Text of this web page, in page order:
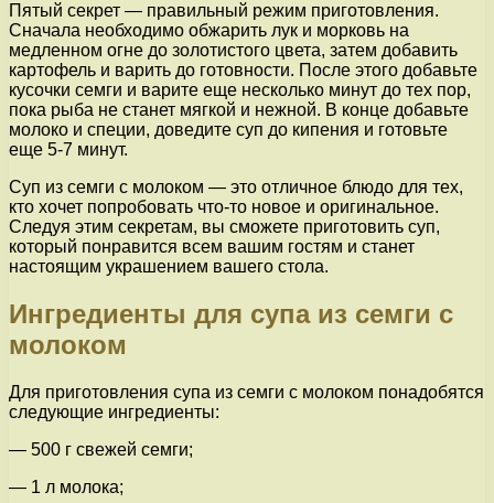
Пятый секрет — правильный режим приготовления.
Сначала необходимо обжарить лук и морковь на
медленном огне до золотистого цвета, затем добавить
картофель и варить до готовности. После этого добавьте
кусочки семги и варите еще несколько минут до тех пор,
пока рыба не станет мягкой и нежной. В конце добавьте
молоко и специи, доведите суп до кипения и готовьте
еще 5-7 минут.
Суп из семги с молоком — это отличное блюдо для тех,
кто хочет попробовать что-то новое и оригинальное.
Следуя этим секретам, вы сможете приготовить суп,
который понравится всем вашим гостям и станет
настоящим украшением вашего стола.
Ингредиенты для супа из семги с
молоком
Для приготовления супа из семги с молоком понадобятся
следующие ингредиенты:
— 500 г свежей семги;
— 1 л молока;